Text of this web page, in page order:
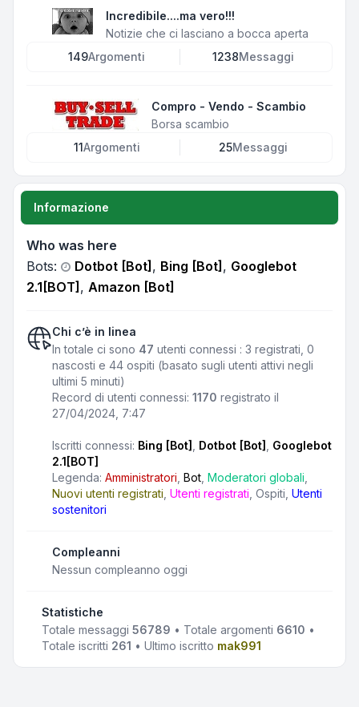
Incredibile....ma vero!!!
Notizie che ci lasciano a bocca aperta
149Argomenti 1238Messaggi
Compro - Vendo - Scambio
Borsa scambio
11Argomenti 25Messaggi
Informazione
Who was here
Bots:
Dotbot [Bot] , Bing [Bot] , Googlebot
2.1[BOT] , Amazon [Bot]
Chi c’è in linea
In totale ci sono 47 utenti connessi : 3 registrati, 0
nascosti e 44 ospiti (basato sugli utenti attivi negli
ultimi 5 minuti)
Record di utenti connessi: 1170 registrato il
27/04/2024, 7:47
Iscritti connessi: Bing [Bot] , Dotbot [Bot] , Googlebot
2.1[BOT]
Legenda: Amministratori, Bot, Moderatori globali,
Nuovi utenti registrati, Utenti registrati, Ospiti, Utenti
sostenitori
Compleanni
Nessun compleanno oggi
Statistiche
Totale messaggi 56789 • Totale argomenti 6610 •
Totale iscritti 261 • Ultimo iscritto mak991